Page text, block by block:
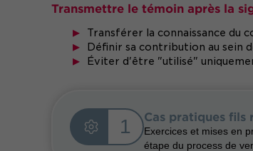
Transmettre le témoin après la
Transférer la connaissance du
Définir sa contribution au sein
Éviter d'être "utilisé"
1 Cas pratiques fils
Exercices et mises en
étape du process de